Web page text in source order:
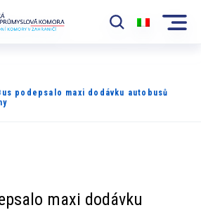
podepsalo maxi dodávku autobusů
maxi dodávku